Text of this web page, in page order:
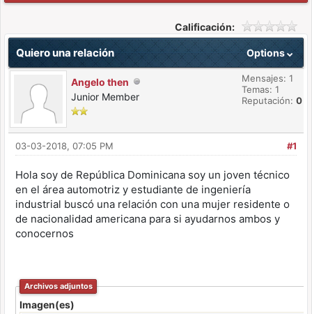
Calificación:
Options
Quiero una relación
Angelo then
Junior Member
Mensajes: 1
Temas: 1
Reputación: 0
#1
03-03-2018, 07:05 PM
Hola soy de República Dominicana soy un joven técnico
en el área automotriz y estudiante de ingeniería
industrial buscó una relación con una mujer residente o
de nacionalidad americana para si ayudarnos ambos y
conocernos
Archivos adjuntos
Imagen(es)